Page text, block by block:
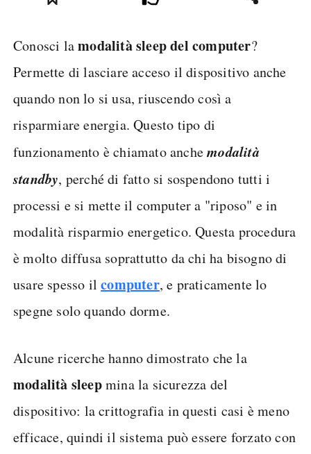
Conosci lamodalità sleep del computer?
Permette di lasciare acceso il dispositivo anche
quando non lo si usa, riuscendo così a
risparmiare energia. Questo tipo di
funzionamento è chiamato anchemodalità
standby, perché di fatto si sospendono tutti i
processi e si mette il computer a "riposo" e in
modalità risparmio energetico. Questa procedura
è molto diffusa soprattutto da chi ha bisogno di
usare spesso ilcomputer, e praticamente lo
spegne solo quando dorme.
Alcune ricerche hanno dimostrato che la
modalità sleepmina la sicurezza del
dispositivo: la crittografia in questi casi è meno
efficace, quindi il sistema può essere forzato con